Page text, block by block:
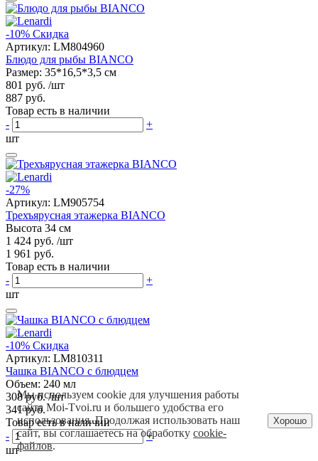
-10% Скидка
Артикул: LM804960
Блюдо для рыбы BIANCO
Размер: 35*16,5*3,5 см
801 руб. /шт
887 руб.
Товар есть в наличии
-
+
шт
-27%
Артикул: LM905754
Трехъярусная этажерка BIANCO
Высота 34 см
1 424 руб. /шт
1 961 руб.
Товар есть в наличии
-
+
шт
-10% Скидка
Артикул: LM810311
Чашка BIANCO с блюдцем
Объем: 240 мл
308 руб. /шт
341 руб.
Товар есть в наличии
-
+
шт
Мы используем cookie для улучшения работы
сайта Moi-Tvoi.ru и большего удобства его
использования. Продолжая использовать наш
сайт, вы соглашаетесь на обработкуcookie-
файлов.
Хорошо